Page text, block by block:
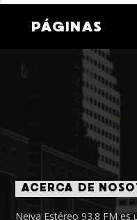
PÁGINAS
ACERCA DE
Neiva Estéreo 93.8 FM